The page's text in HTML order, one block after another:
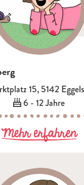
15, 5142
Alter:
6 - 12 Jahre
Mehr erfahren